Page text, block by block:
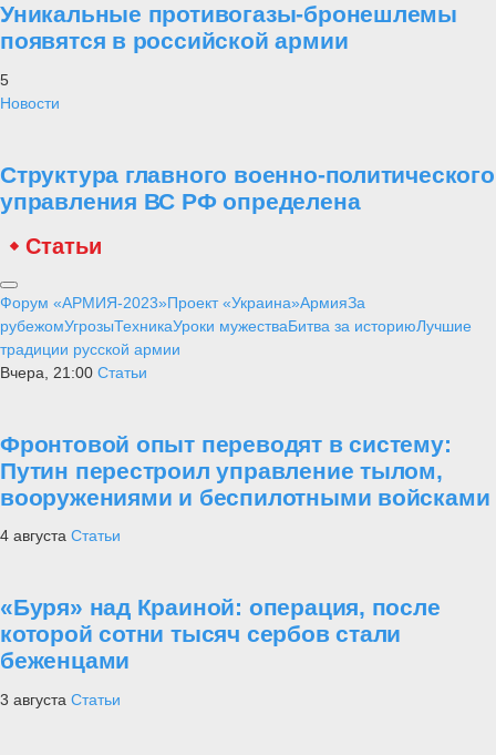
Уникальные противогазы-бронешлемы
появятся в российской армии
5
Новости
Структура главного военно-политического
управления ВС РФ определена
Статьи
Форум «АРМИЯ-2023»Проект «Украина»АрмияЗа
рубежомУгрозыТехникаУроки мужестваБитва за историюЛучшие
традиции русской армии
Вчера, 21:00 Статьи
Фронтовой опыт переводят в систему:
Путин перестроил управление тылом,
вооружениями и беспилотными войсками
4 августа Статьи
«Буря» над Краиной: операция, после
которой сотни тысяч сербов стали
беженцами
3 августа Статьи